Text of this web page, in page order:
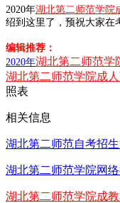
2020年湖北第二师范学院
绍到这里了，预祝大家在
编辑推荐：
2020年湖北第二师范学
湖北第二师范学院成
照表
相关信息
湖北第二师范自考招
湖北第二师范学院网
湖北第二师范学院成